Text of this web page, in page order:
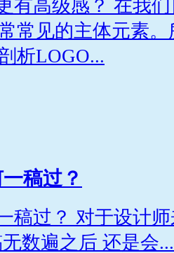
有高级感？ 在我
常见的主体元素
析LOGO...
稿过？
稿过？ 对于设计
数遍之后 还是会